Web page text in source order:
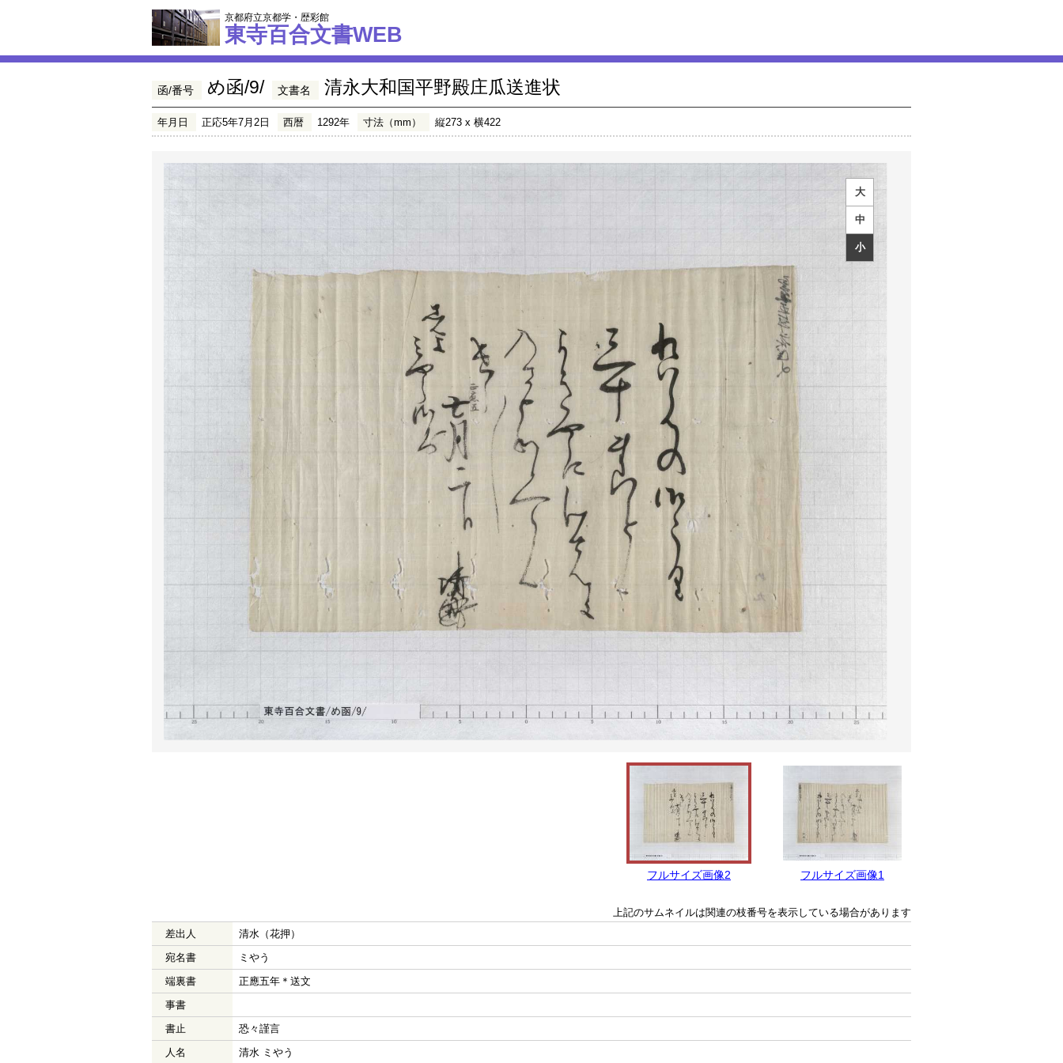
京都府立京都学・歴彩館
東寺百合文書WEB
函/番号 め函/9/ 文書名 清永大和国平野殿庄瓜送進状
年月日 正応5年7月2日 西暦 1292年 寸法（mm） 縦273 x 横422
大
中
小
フルサイズ画像2 フルサイズ画像1
上記のサムネイルは関連の枝番号を表示している場合があります
差出人
清水（花押）
宛名書
ミやう
端裏書
正應五年＊送文
事書
書止
恐々謹言
人名
清水 ミやう